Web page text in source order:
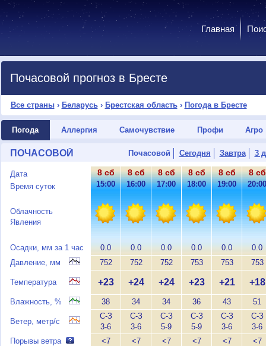
Главная
Почасовой прогноз в Бресте
Все страны› Беларусь› Брестская область› Погода в Бресте
Погода Аллергия Самочувствие Профи Агро
ПОЧАСОВОЙ Почасовой Сегодня Завтра 3
Дата
Время суток
Облачность
Явления
Осадки, мм за 1 час
Давление, мм
Температура
Влажность, %
Ветер, метр/с
Порывы ветра
8 сб
15:00
0.0
752
+23
38
С-З
3-6
<7
8 сб
16:00
0.0
752
+24
34
С-З
3-6
<7
8 сб
17:00
0.0
752
+24
34
С-З
5-9
<7
8 сб
18:00
0.0
753
+23
36
С-З
5-9
<7
8 сб
19:00
0.0
753
+21
43
С-З
3-6
<7
8 сб
20:00
0.0
753
+18
51
С-З
3-6
<7